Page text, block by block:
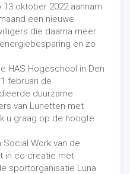
oktober 2022 aannam.
een nieuwe
die daarna meer
en zo
HAS Hogeschool in Den
februari de
duurzame
van Lunetten met
u graag op de hoogte
Work van de
in co-creatie met
sportorganisatie Luna